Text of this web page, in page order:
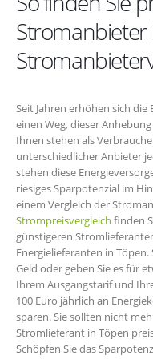
Seit Jahren erhöhen sich
einen Weg, dieser
Ihnen stehen als
unterschiedlicher Anbieter
stehen diese
riesiges Sparpotenzial im
einem Vergleich der
Strompreisvergleich finden
günstigeren
Energielieferanten in Töpen.
Geld oder geben Sie es für
Ihrem Ausgangstarif und
100 Euro jährlich an
sparen. Sie sollten nicht
Stromlieferant in Töpen
Schöpfen Sie das